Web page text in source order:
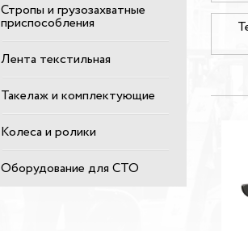
Стропы и грузозахватные
приспособления
Лента текстильная
Такелаж и комплектующие
Колеса и ролики
Оборудование для СТО